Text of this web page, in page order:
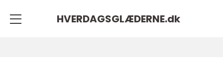
HVERDAGSGLÆDERNE.dk